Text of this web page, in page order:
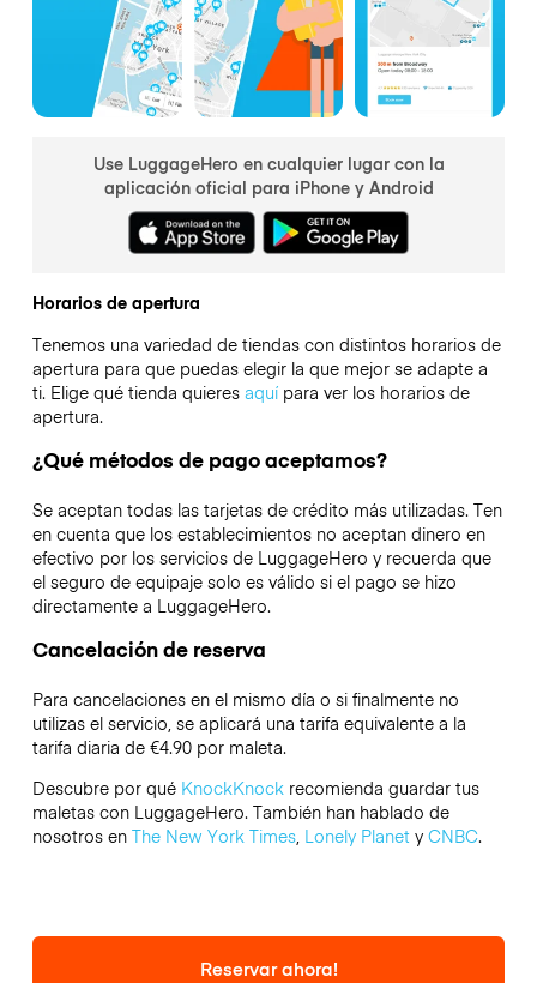
Use LuggageHero en cualquier lugar con la
aplicación oficial para iPhone y Android
Horarios de apertura
Tenemos una variedad de tiendas con distintos horarios de
apertura para que puedas elegir la que mejor se adapte a
ti. Elige qué tienda quieres aquípara ver los horarios de
apertura.
¿Qué métodos de pago aceptamos?
Se aceptan todas las tarjetas de crédito más utilizadas. Ten
en cuenta que los establecimientos no aceptan dinero en
efectivo por los servicios de LuggageHero y recuerda que
el seguro de equipaje solo es válido si el pago se hizo
directamente a LuggageHero.
Cancelación de reserva
Para cancelaciones en el mismo día o si finalmente no
utilizas el servicio, se aplicará una tarifa equivalente a la
tarifa diaria de €4.90 por maleta.
Descubre por qué KnockKnockrecomienda guardar tus
maletas con LuggageHero. También han hablado de
nosotros en The New York Times, Lonely Planety CNBC.
Reservar ahora!